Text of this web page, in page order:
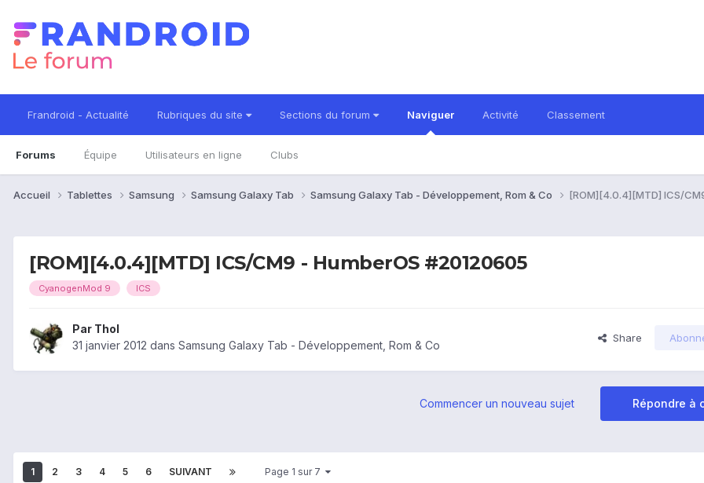
Frandroid - Actualité Rubriques du site Sections du forum Naviguer
Forums Équipe Utilisateurs en ligne Clubs
Activité Classement
Accueil Tablettes Samsung Samsung Galaxy Tab Samsung Galaxy Tab - Développement, Rom & Co [ROM][4.0.4][MTD] ICS/
[ROM][4.0.4][MTD] ICS/CM9 - HumberOS #20120605
CyanogenMod 9 ICS
Par Thol
31 janvier 2012 dans Samsung Galaxy Tab - Développement, Rom & Co
Share
Répondre à
Commencer un nouveau sujet
1 2 3 4 5 6 SUIVANT Page 1 sur 7